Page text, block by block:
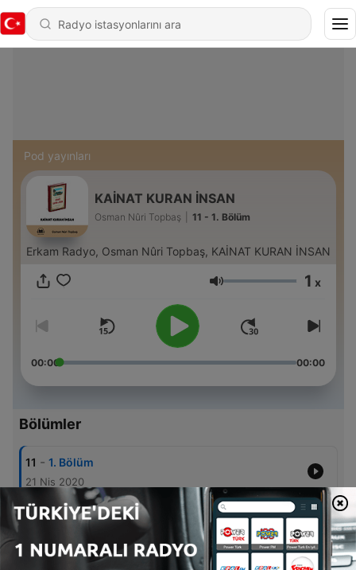
Pod yayınları
KAİNAT KURAN İNSAN
Osman Nûri Topbaş 11 - 1. Bölüm
Erkam Radyo, Osman Nûri Topbaş, KAİNAT KURAN İNSAN
Ses 1 x
00:00 00:00
Bölümler
11 - 1. Bölüm
21 Nis 2020
10 - 2. Bölüm